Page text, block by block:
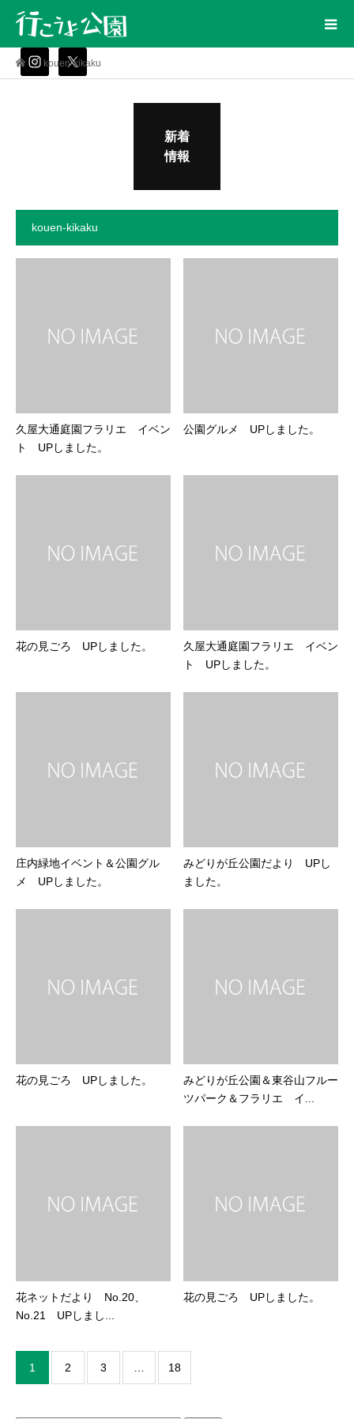
kouen-kikaku
新着
情報
kouen-kikaku
久屋大通庭園フラリエ イベン
ト UPしました。
公園グルメ UPしました。
花の見ごろ UPしました。
久屋大通庭園フラリエ イベン
ト UPしました。
庄内緑地イベント＆公園グル
メ UPしました。
みどりが丘公園だより UPし
ました。
花の見ごろ UPしました。
みどりが丘公園＆東谷山フルー
ツパーク＆フラリエ イ...
花ネットだより No.20、
No.21 UPしまし...
花の見ごろ UPしました。
1 2 3 18